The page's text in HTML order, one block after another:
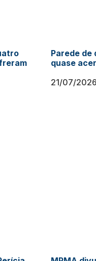
Parede de
quase
21/07/2026